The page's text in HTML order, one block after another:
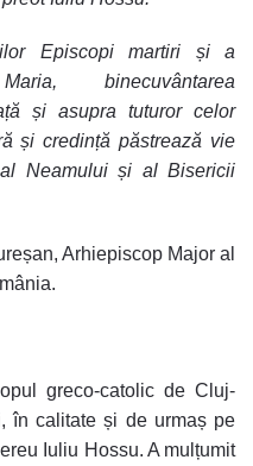
Episcopi martiri și a
binecuvântarea
și asupra tuturor celor
și credință păstrează vie
Neamului și al Bisericii
Arhiepiscop Major al
greco-catolic de Cluj-
în calitate și de urmaș pe
Iuliu Hossu. A mulțumit